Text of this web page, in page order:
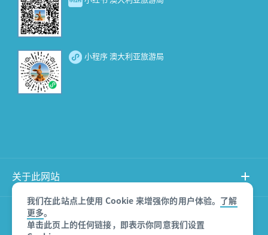
我们在此站点上使用 Cookie 来增强你的用户体验。 了解
更多。
单击此页上的任何链接，即表示你同意我们设置
小程序 澳大利亚旅游局
关于此网站
产品免责声明